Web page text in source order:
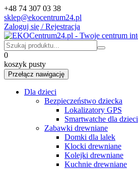
+48 74 307 03 38
sklep@ekocentrum24.pl
Zaloguj się / Rejestracja
0
koszyk pusty
Przełącz nawigację
Dla dzieci
Bezpieczeństwo dziecka
Lokalizatory GPS
Smartwatche dla dzieci
Zabawki drewniane
Domki dla lalek
Klocki drewniane
Kolejki drewniane
Kuchnie drewniane